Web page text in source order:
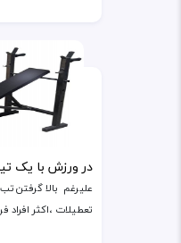
در ورزش با یک
علیرغم بالا گرفتن
تعطیلات ،اکثر